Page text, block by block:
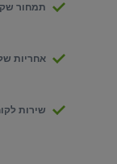
תמחור
אחריות של 100% על כל
שירות